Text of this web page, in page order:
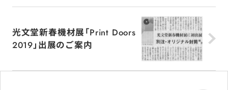
光文堂新春機材展「Print Doors
2019」出展のご案内